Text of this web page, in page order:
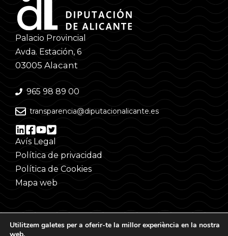
Palacio Provincial
Avda. Estación, 6
03005 Alacant
965 98 89 00
transparencia@diputacionalicante.es
Avís Legal
Política de privacidad
Política de Cookies
Mapa web
Utilitzem galetes per a oferir-te la millor experiència en la nostra